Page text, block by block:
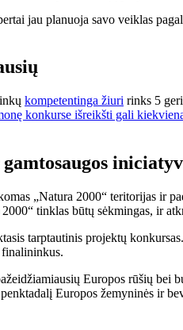
jau planuoja savo veiklas
kompetentinga žiuri rinks 5
konkurse išreikšti gali
„Natura 2000“ teritorijas
tinklas būtų sėkmingas, ir
tarptautinis projektų
Europos rūšių
Europos žemyninės ir